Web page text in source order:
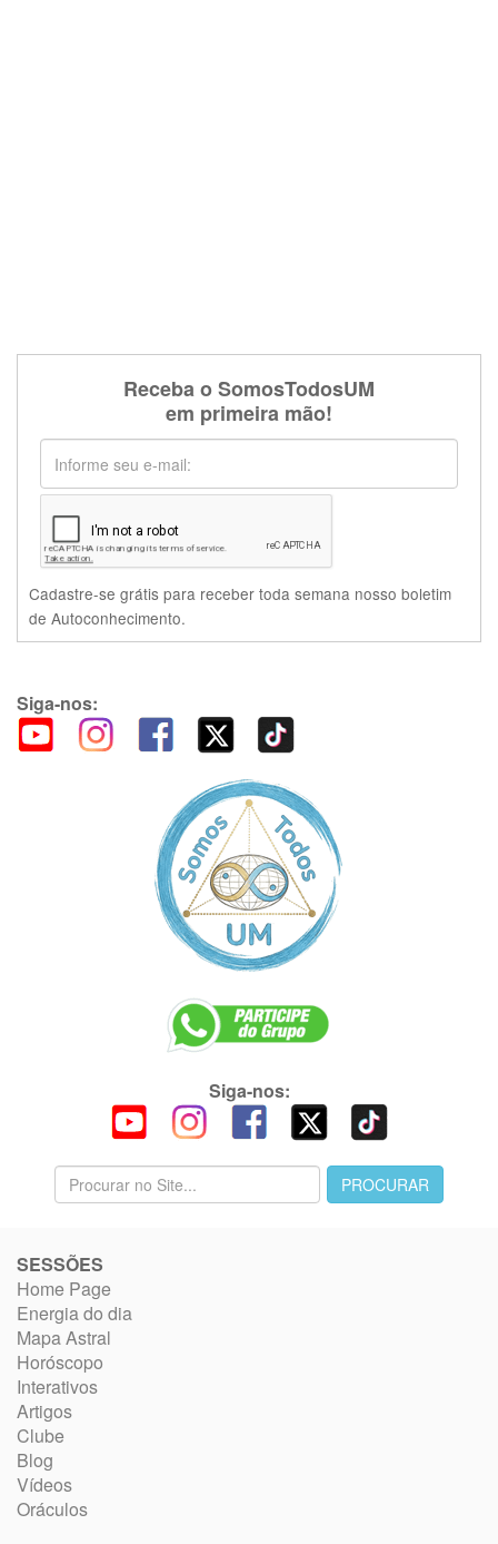
Receba o SomosTodosUM
em primeira mão!
Cadastre-se grátis para receber toda semana nosso boletim
de Autoconhecimento.
Siga-nos:
Siga-nos:
SESSÕES
Home Page
Energia do dia
Mapa Astral
Horóscopo
Interativos
Artigos
Clube
Blog
Vídeos
Oráculos